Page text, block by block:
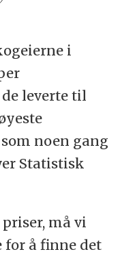
i
leverte til
noen gang
Statistisk
må vi
å finne det